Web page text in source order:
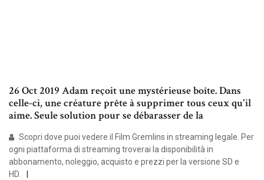
26 Oct 2019 Adam reçoit une mystérieuse boîte. Dans
celle-ci, une créature prête à supprimer tous ceux qu'il
aime. Seule solution pour se débarasser de la
Scopri dove puoi vedere il Film Gremlins in streaming legale. Per
ogni piattaforma di streaming troverai la disponibilità in
abbonamento, noleggio, acquisto e prezzi per la versione SD e
HD.